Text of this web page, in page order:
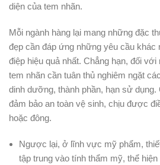
diện của tem nhãn.
Mỗi ngành hàng lại mang những đặc
đẹp cần đáp ứng những yêu cầu khác
điệp hiệu quả nhất. Chẳng hạn, đối
tem nhãn cần tuân thủ nghiêm ngặt
dinh dưỡng, thành phần, hạn sử dụng.
đảm bảo an toàn vệ sinh, chịu được
hoặc đông.
Ngược lại, ở lĩnh vực mỹ phẩm,
tập trung vào tính thẩm mỹ, thể